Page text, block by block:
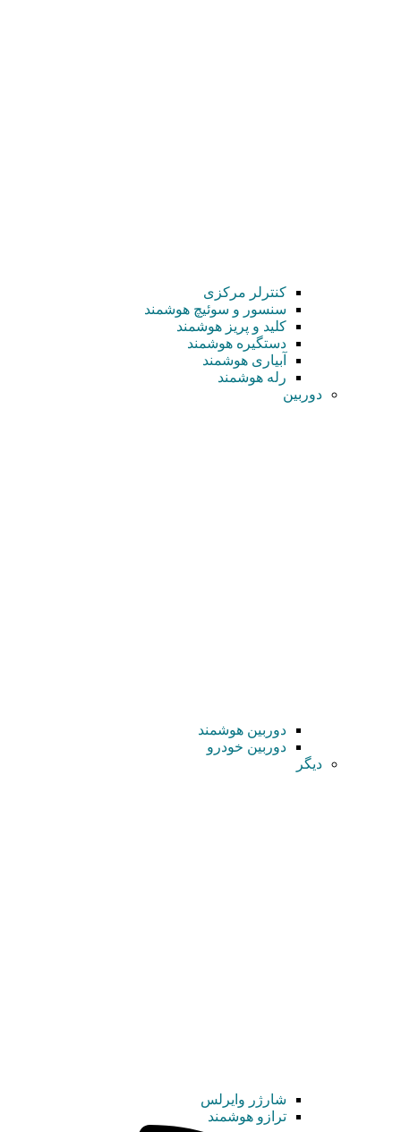
کنترلر مرکزی
سنسور و سوئیچ هوشمند
کلید و پریز هوشمند
دستگیره هوشمند
آبیاری هوشمند
رله هوشمند
دوربین
دوربین هوشمند
دوربین خودرو
دیگر
شارژر وایرلس
ترازو هوشمند